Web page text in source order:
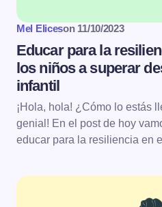
Mel Eliceson 11/10/2023
Educar para la
los niños a superar
infantil
¡Hola, hola! ¿Cómo lo estás
genial! En el post de hoy
educar para la resiliencia en